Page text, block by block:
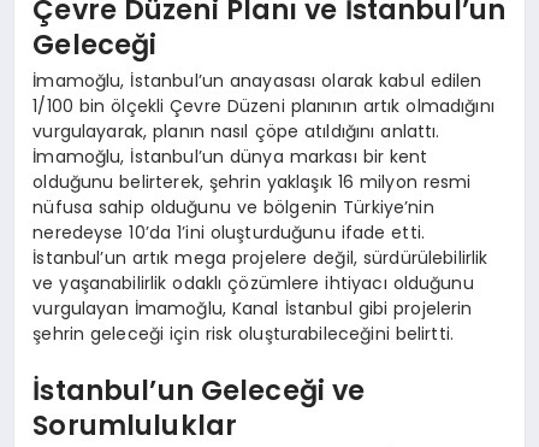
Çevre Düzeni Planı ve İstanbul’un
Geleceği
İmamoğlu, İstanbul’un anayasası olarak kabul edilen
1/100 bin ölçekli Çevre Düzeni planının artık olmadığını
vurgulayarak, planın nasıl çöpe atıldığını anlattı.
İmamoğlu, İstanbul’un dünya markası bir kent
olduğunu belirterek, şehrin yaklaşık 16 milyon resmi
nüfusa sahip olduğunu ve bölgenin Türkiye’nin
neredeyse 10’da 1’ini oluşturduğunu ifade etti.
İstanbul’un artık mega projelere değil, sürdürülebilirlik
ve yaşanabilirlik odaklı çözümlere ihtiyacı olduğunu
vurgulayan İmamoğlu, Kanal İstanbul gibi projelerin
şehrin geleceği için risk oluşturabileceğini belirtti.
İstanbul’un Geleceği ve
Sorumluluklar